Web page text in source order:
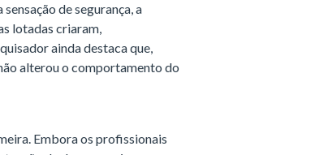
de segurança, a
lotadas criaram,
ainda destaca que,
alterou o comportamento do
Embora os profissionais